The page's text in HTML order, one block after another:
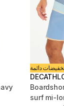
reviews
دائمة
surf mi-